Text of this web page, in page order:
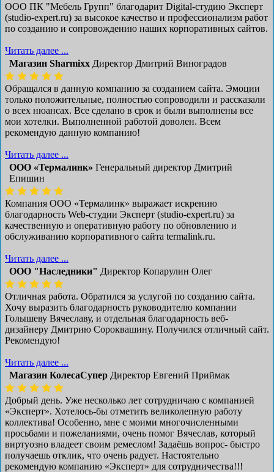
ООО ПК "Мебель Групп" благодарит Digital-студию Эксперт
(studio-expert.ru) за высокое качество и профессионализм работ
по созданию и сопровождению наших корпоративных сайтов.
Читать далее ...
Магазин Sharmixx Директор Дмитрий Виноградов
Обращался в данную компанию за созданием сайта. Эмоции
только положительные, полностью сопроводили и рассказали
о всех нюансах. Все сделано в срок и были выполнены все
мои хотелки. Выполненной работой доволен. Всем
рекомендую данную компанию!
Читать далее ...
ООО «Термалинк» Генеральный директор Дмитрий
Епишин
Компания ООО «Термалинк» выражает искрению
благодарность Web-студии Эксперт (studio-expert.ru) за
качественную и оперативную работу по обновлению и
обслуживанию корпоративного сайта termalink.ru.
Читать далее ...
ООО "Наследники" Директор Копарулин Олег
Отличная работа. Обратился за услугой по созданию сайта.
Хочу выразить благодарность руководителю компании
Голышеву Вячеславу, и отдельная благодарность веб-
дизайнеру Дмитрию Сороквашину. Получился отличный сайт.
Рекомендую!
Читать далее ...
Магазин КолесаСупер Директор ​Евгений Приймак
Добрый день. Уже несколько лет сотрудничаю с компанией
«Эксперт». Хотелось-бы отметить великолепную работу
коллектива! Особенно, мне с моими многочисленными
просьбами и пожеланиями, очень помог Вячеслав, который
виртуозно владеет своим ремеслом! Задаёшь вопрос- быстро
получаешь отклик, что очень радует. Настоятельно
рекомендую компанию «Эксперт» для сотрудничества!!!